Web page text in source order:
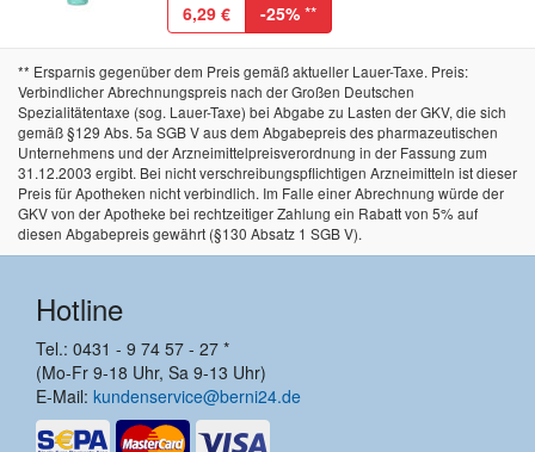
6,29 € -25% **
** Ersparnis gegenüber dem Preis gemäß aktueller Lauer-Taxe. Preis:
Verbindlicher Abrechnungspreis nach der Großen Deutschen
Spezialitätentaxe (sog. Lauer-Taxe) bei Abgabe zu Lasten der GKV, die sich
gemäß §129 Abs. 5a SGB V aus dem Abgabepreis des pharmazeutischen
Unternehmens und der Arzneimittelpreisverordnung in der Fassung zum
31.12.2003 ergibt. Bei nicht verschreibungspflichtigen Arzneimitteln ist dieser
Preis für Apotheken nicht verbindlich. Im Falle einer Abrechnung würde der
GKV von der Apotheke bei rechtzeitiger Zahlung ein Rabatt von 5% auf
diesen Abgabepreis gewährt (§130 Absatz 1 SGB V).
Hotline
Tel.: 0431 - 9 74 57 - 27 *
(Mo-Fr 9-18 Uhr, Sa 9-13 Uhr)
E-Mail: kundenservice@berni24.de